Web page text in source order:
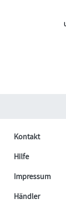
Kontakt
Hilfe
Impressum
Händler